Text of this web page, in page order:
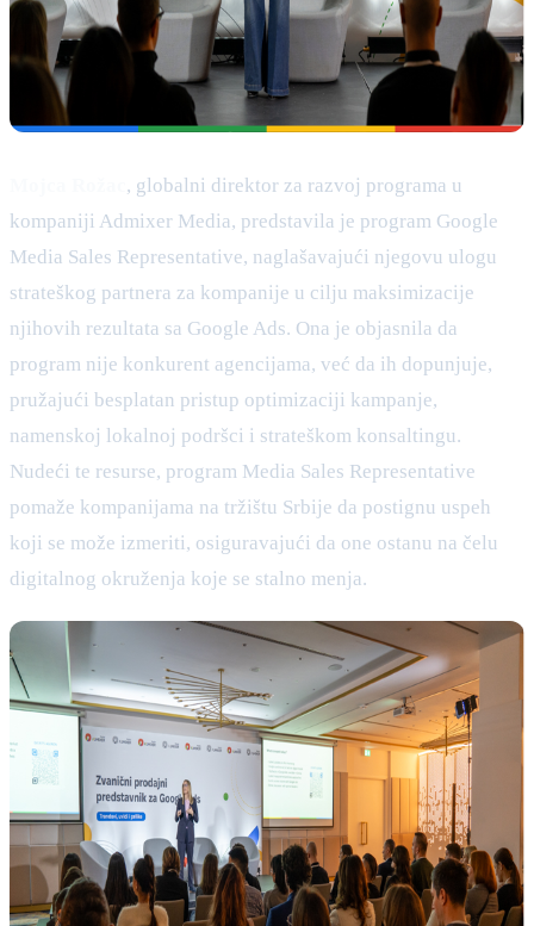
, globalni direktor za razvoj programa u
kompaniji Admixer Media, predstavila je program Google
Media Sales Representative, naglašavajući njegovu ulogu
strateškog partnera za kompanije u cilju maksimizacije
njihovih rezultata sa Google Ads. Ona je objasnila da
program nije konkurent agencijama, već da ih dopunjuje,
pružajući besplatan pristup optimizaciji kampanje,
namenskoj lokalnoj podršci i strateškom konsaltingu.
Nudeći te resurse, program Media Sales Representative
pomaže kompanijama na tržištu Srbije da postignu uspeh
koji se može izmeriti, osiguravajući da one ostanu na čelu
digitalnog okruženja koje se stalno menja.